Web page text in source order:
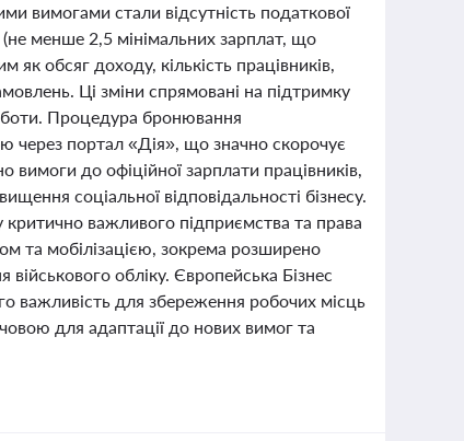
вимогами стали відсутність податкової
(не менше 2,5 мінімальних зарплат, що
обсяг доходу, кількість працівників,
Ці зміни спрямовані на підтримку
Процедура бронювання
через портал «Дія», що значно скорочує
до офіційної зарплати працівників,
соціальної відповідальності бізнесу.
критично важливого підприємства та права
та мобілізацією, зокрема розширено
військового обліку. Європейська Бізнес
важливість для збереження робочих місць
для адаптації до нових вимог та